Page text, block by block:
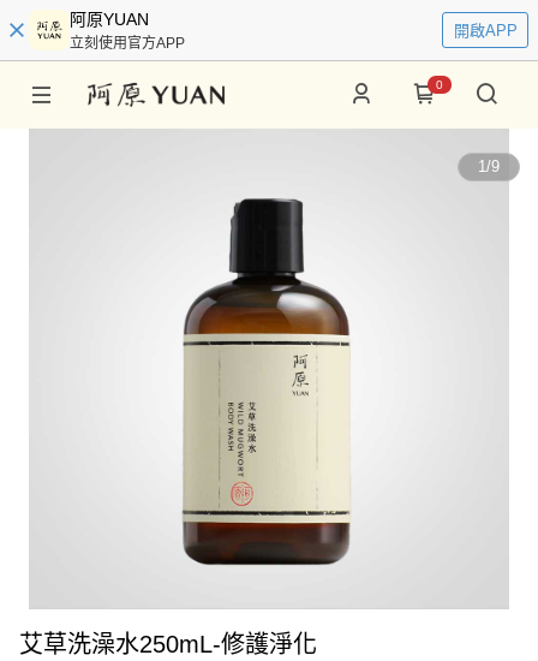
阿原YUAN
立刻使用官方APP
開啟APP
0
1/9
艾草洗澡水250mL-修護淨化